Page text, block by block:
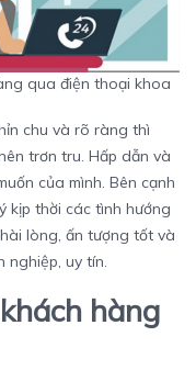
qua điện thoại khoa
chu và rõ ràng thì
trơn tru. Hấp dẫn và
của mình. Bên cạnh
kịp thời các tình hướng
lòng, ấn tượng tốt và
nghiệp, uy tín.
hàng